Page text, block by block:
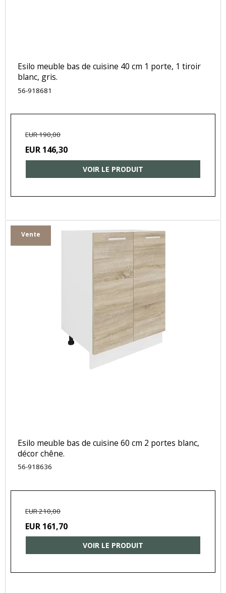
Esilo meuble bas de cuisine 40 cm 1 porte, 1 tiroir
blanc, gris.
56-918681
EUR 190,00
EUR 146,30
VOIR LE PRODUIT
Vente
Esilo meuble bas de cuisine 60 cm 2 portes blanc,
décor chêne.
56-918636
EUR 210,00
EUR 161,70
VOIR LE PRODUIT